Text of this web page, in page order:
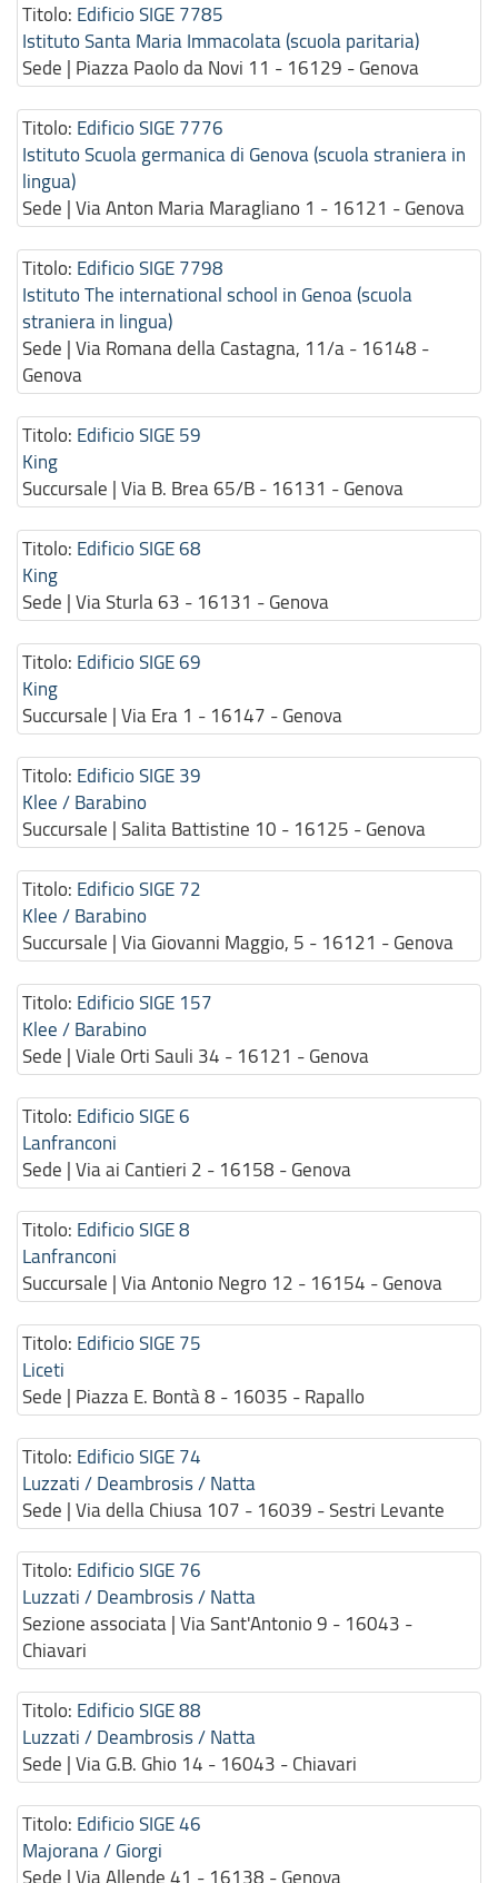
Titolo: Edificio SIGE 7785
Istituto Santa Maria Immacolata (scuola paritaria)
Sede | Piazza Paolo da Novi 11 - 16129 - Genova
Titolo: Edificio SIGE 7776
Istituto Scuola germanica di Genova (scuola straniera in
lingua)
Sede | Via Anton Maria Maragliano 1 - 16121 - Genova
Titolo: Edificio SIGE 7798
Istituto The international school in Genoa (scuola
straniera in lingua)
Sede | Via Romana della Castagna, 11/a - 16148 -
Genova
Titolo: Edificio SIGE 59
King
Succursale | Via B. Brea 65/B - 16131 - Genova
Titolo: Edificio SIGE 68
King
Sede | Via Sturla 63 - 16131 - Genova
Titolo: Edificio SIGE 69
King
Succursale | Via Era 1 - 16147 - Genova
Titolo: Edificio SIGE 39
Klee / Barabino
Succursale | Salita Battistine 10 - 16125 - Genova
Titolo: Edificio SIGE 72
Klee / Barabino
Succursale | Via Giovanni Maggio, 5 - 16121 - Genova
Titolo: Edificio SIGE 157
Klee / Barabino
Sede | Viale Orti Sauli 34 - 16121 - Genova
Titolo: Edificio SIGE 6
Lanfranconi
Sede | Via ai Cantieri 2 - 16158 - Genova
Titolo: Edificio SIGE 8
Lanfranconi
Succursale | Via Antonio Negro 12 - 16154 - Genova
Titolo: Edificio SIGE 75
Liceti
Sede | Piazza E. Bontà 8 - 16035 - Rapallo
Titolo: Edificio SIGE 74
Luzzati / Deambrosis / Natta
Sede | Via della Chiusa 107 - 16039 - Sestri Levante
Titolo: Edificio SIGE 76
Luzzati / Deambrosis / Natta
Sezione associata | Via Sant'Antonio 9 - 16043 -
Chiavari
Titolo: Edificio SIGE 88
Luzzati / Deambrosis / Natta
Sede | Via G.B. Ghio 14 - 16043 - Chiavari
Titolo: Edificio SIGE 46
Majorana / Giorgi
Sede | Via Allende 41 - 16138 - Genova